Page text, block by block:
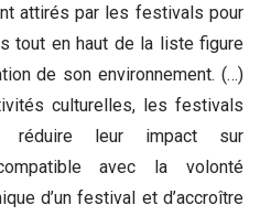
attirés par les festivals pour
tout en haut de la liste figure
de son environnement. (…)
culturelles, les festivals
réduire leur impact sur
avec la volonté
d’un festival et d’accroître